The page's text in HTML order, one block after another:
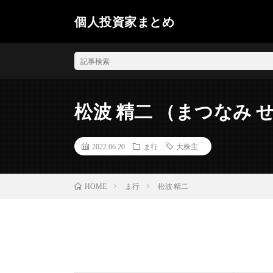
個人投資家まとめ
松波 精二 （まつなみ
2022.06.20 ま行 大株主
HOME ま行 松波 精二